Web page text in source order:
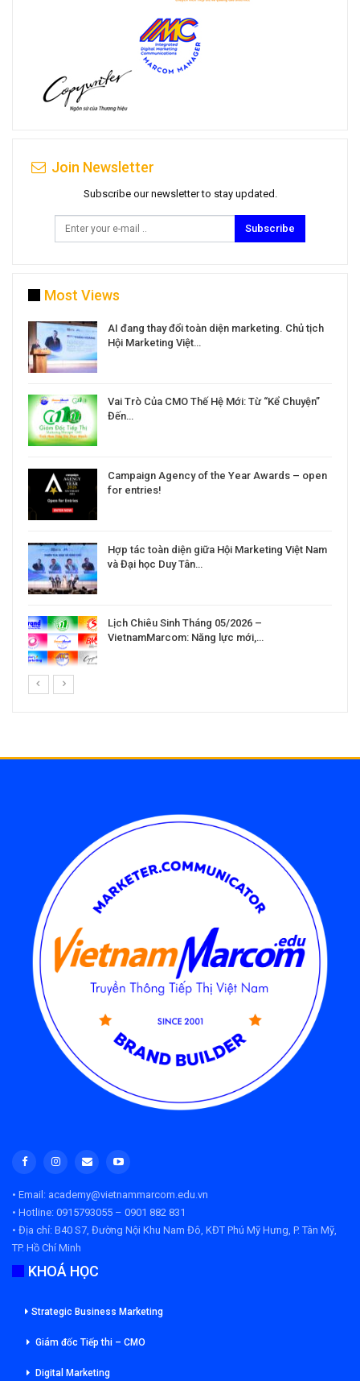
Join Newsletter
Subscribe our newsletter to stay updated.
Subscribe
Most Views
AI đang thay đổi toàn diện marketing. Chủ tịch
Hội Marketing Việt…
Vai Trò Của CMO Thế Hệ Mới: Từ “Kể Chuyện”
Đến…
Campaign Agency of the Year Awards – open
for entries!
Hợp tác toàn diện giữa Hội Marketing Việt Nam
và Đại học Duy Tân…
Lịch Chiêu Sinh Tháng 05/2026 –
VietnamMarcom: Năng lực mới,…
• Email: academy@vietnammarcom.edu.vn
• Hotline: 0915793055 – 0901 882 831
• Địa chỉ: B40 S7, Đường Nội Khu Nam Đô, KĐT Phú Mỹ Hưng, P. Tân Mỹ,
TP. Hồ Chí Minh
KHOÁ HỌC
Strategic Business Marketing
Giám đốc Tiếp thi – CMO
Digital Marketing